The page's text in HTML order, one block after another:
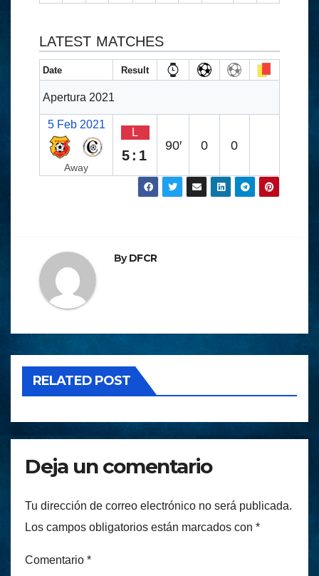
LATEST MATCHES
Date Result
Apertura 2021
5 Feb 2021
Away
L
5:1
90′ 0 0
ByDFCR
RELATED POST
Deja un comentario
Tu dirección de correo electrónico no será publicada.
Los campos obligatorios están marcados con *
Comentario *